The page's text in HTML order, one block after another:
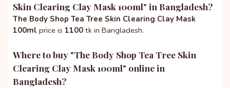
Skin Clearing Clay Mask 100ml" in Bangladesh?
The Body Shop Tea Tree Skin Clearing Clay Mask
100ml price is 1100 tk in Bangladesh.
Where to buy "The Body Shop Tea Tree Skin
Clearing Clay Mask 100ml" online in
Bangladesh?